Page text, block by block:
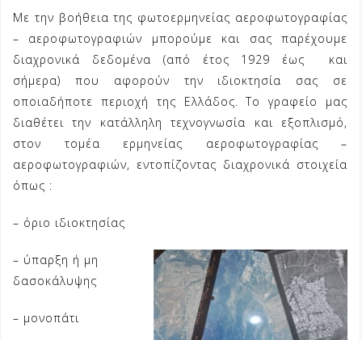
Με την βοήθεια της φωτοερμηνείας αεροφωτογραφίας
– αεροφωτογραφιών μπορούμε και σας παρέχουμε
διαχρονικά δεδομένα (από έτος 1929 έως και
σήμερα) που αφορούν την ιδιοκτησία σας σε
οποιαδήποτε περιοχή της Ελλάδος. Το γραφείο μας
διαθέτει την κατάλληλη τεχνογνωσία και εξοπλισμό,
στον τομέα ερμηνείας αεροφωτογραφίας –
αεροφωτογραφιών, εντοπίζοντας διαχρονικά στοιχεία
όπως :
– όριο ιδιοκτησίας
– ύπαρξη ή μη
δασοκάλυψης
– μονοπάτι